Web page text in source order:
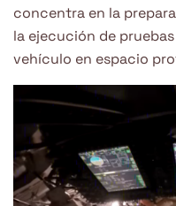
concentra en la
la ejecución de
vehículo en espacio